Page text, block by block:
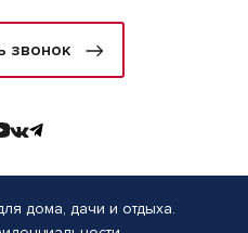
звонок
дома, дачи и отдыха.